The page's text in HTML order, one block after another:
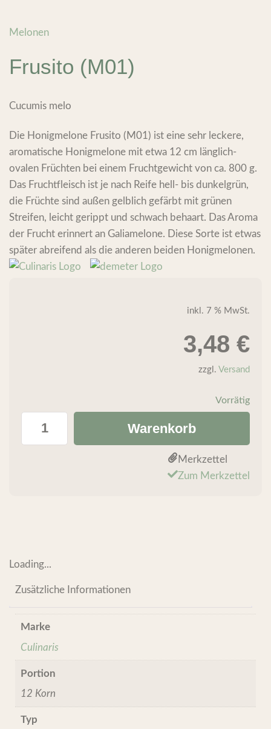
Melonen
Frusito (M01)
Cucumis melo
Die Honigmelone Frusito (M01) ist eine sehr leckere,
aromatische Honigmelone mit etwa 12 cm länglich-
ovalen Früchten bei einem Fruchtgewicht von ca. 800 g.
Das Fruchtfleisch ist je nach Reife hell- bis dunkelgrün,
die Früchte sind außen gelblich gefärbt mit grünen
Streifen, leicht gerippt und schwach behaart. Das Aroma
der Frucht erinnert an Galiamelone. Diese Sorte ist etwas
später abreifend als die anderen beiden Honigmelonen.
inkl. 7 % MwSt.
3,48 €
zzgl. Versand
Vorrätig
Warenkorb
Merkzettel
Zum Merkzettel
Loading...
Zusätzliche Informationen
Marke
Culinaris
Portion
12 Korn
Typ